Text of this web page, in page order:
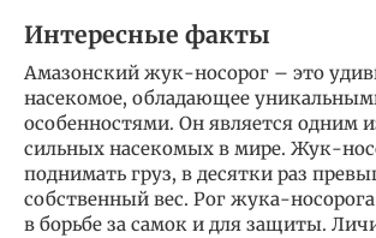
Интересные факты
Амазонский жук-носорог – это
насекомое, обладающее
особенностями. Он является одним
сильных насекомых в мире. Жук-
поднимать груз, в десятки раз
собственный вес. Рог жука-носорога
в борьбе за самок и для защиты.